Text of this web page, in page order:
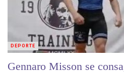
Gennaro Misson se
DEPORTE